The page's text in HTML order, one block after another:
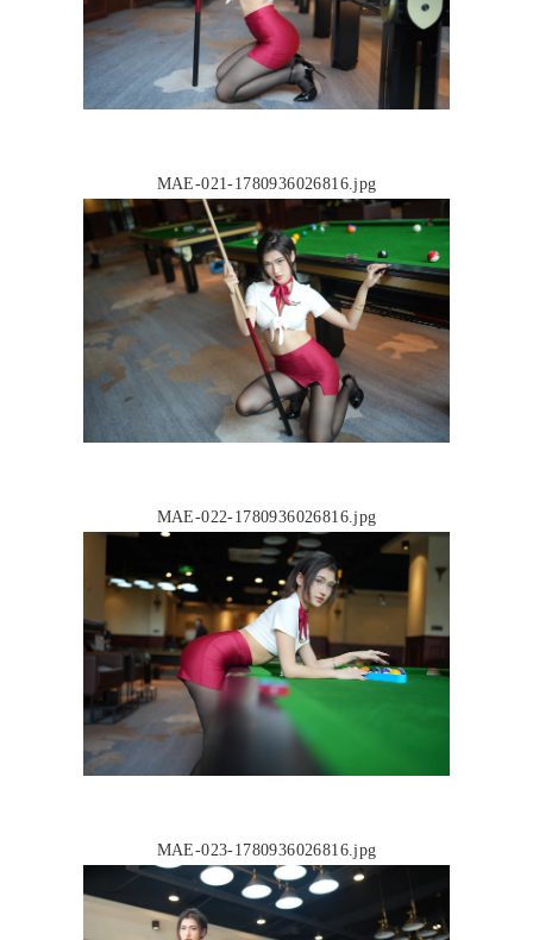
MAE-021-1780936026816.jpg
MAE-022-1780936026816.jpg
MAE-023-1780936026816.jpg